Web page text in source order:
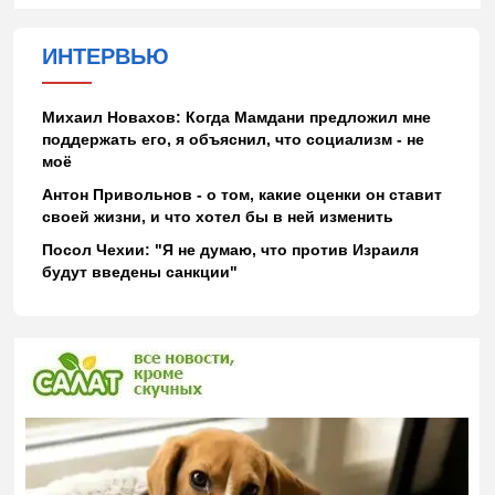
ИНТЕРВЬЮ
Михаил Новахов: Когда Мамдани предложил мне
поддержать его, я объяснил, что социализм - не
моё
Антон Привольнов - о том, какие оценки он ставит
своей жизни, и что хотел бы в ней изменить
Посол Чехии: "Я не думаю, что против Израиля
будут введены санкции"